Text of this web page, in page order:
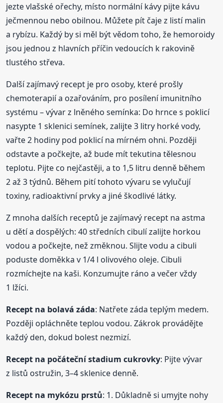
jezte vlašské ořechy, místo normální kávy pijte kávu
ječmennou nebo obilnou. Můžete pít čaje z listí malin
a rybízu. Každý by si měl být vědom toho, že hemoroidy
jsou jednou z hlavních příčin vedoucích k rakovině
tlustého střeva.
Další zajímavý recept je pro osoby, které prošly
chemoterapií a ozařováním, pro posílení imunitního
systému – vývar z lněného semínka: Do hrnce s poklicí
nasypte 1 sklenici semínek, zalijte 3 litry horké vody,
vařte 2 hodiny pod poklicí na mírném ohni. Později
odstavte a počkejte, až bude mít tekutina tělesnou
teplotu. Pijte co nejčastěji, a to 1,5 litru denně během
2 až 3 týdnů. Během pití tohoto vývaru se vylučují
toxiny, radioaktivní prvky a jiné škodlivé látky.
Z mnoha dalších receptů je zajímavý recept na astma
u dětí a dospělých: 40 středních cibulí zalijte horkou
vodou a počkejte, než změknou. Slijte vodu a cibuli
poduste doměkka v 1/4 l olivového oleje. Cibuli
rozmíchejte na kaši. Konzumujte ráno a večer vždy
1 lžíci.
Recept na bolavá záda: Natřete záda teplým medem.
Později opláchněte teplou vodou. Zákrok provádějte
každý den, dokud bolest nezmizí.
Recept na počáteční stadium cukrovky: Pijte vývar
z listů ostružin, 3–4 sklenice denně.
Recept na mykózu prstů: 1. Důkladně si umyjte nohy